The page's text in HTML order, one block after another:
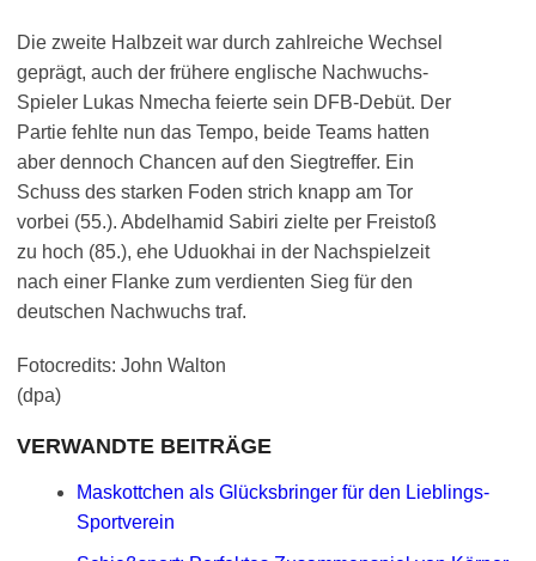
Die zweite Halbzeit war durch zahlreiche Wechsel
geprägt, auch der frühere englische Nachwuchs-
Spieler Lukas Nmecha feierte sein DFB-Debüt. Der
Partie fehlte nun das Tempo, beide Teams hatten
aber dennoch Chancen auf den Siegtreffer. Ein
Schuss des starken Foden strich knapp am Tor
vorbei (55.). Abdelhamid Sabiri zielte per Freistoß
zu hoch (85.), ehe Uduokhai in der Nachspielzeit
nach einer Flanke zum verdienten Sieg für den
deutschen Nachwuchs traf.
Fotocredits: John Walton
(dpa)
VERWANDTE BEITRÄGE
Maskottchen als Glücksbringer für den Lieblings-
Sportverein